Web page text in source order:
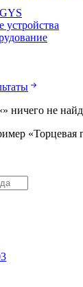
устройства
» ничего не
«Торцевая